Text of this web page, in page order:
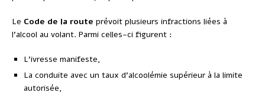
Le Code de la route prévoit plusieurs infractions liées à
l’alcool au volant. Parmi celles-ci figurent :
L’ivresse manifeste,
La conduite avec un taux d’alcoolémie supérieur à la limite
autorisée,